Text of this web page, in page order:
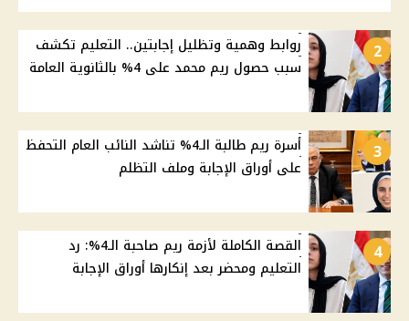
2
روابط وهمية وتظليل إجابتين.. التعليم تكشف
سبب حصول ريم محمد على 4% بالثانوية العامة
3
أسرة ريم طالبة الـ4% تناشد النائب العام التحفظ
على أوراق الإجابة وملف التظلم
4
القصة الكاملة لأزمة ريم صاحبة الـ4%: رد
التعليم ومحضر بعد إنكارها أوراق الإجابة